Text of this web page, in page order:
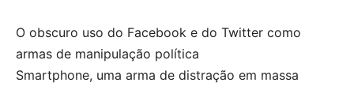
O obscuro uso do Facebook e do Twitter como
armas de manipulação política
Smartphone, uma arma de distração em massa